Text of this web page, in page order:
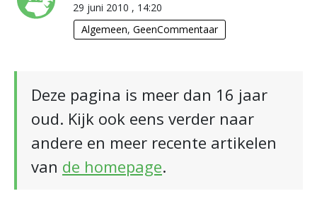
29 juni 2010 , 14:20
Algemeen,GeenCommentaar
Deze pagina is meer dan 16 jaar
oud. Kijk ook eens verder naar
andere en meer recente artikelen
van de homepage.